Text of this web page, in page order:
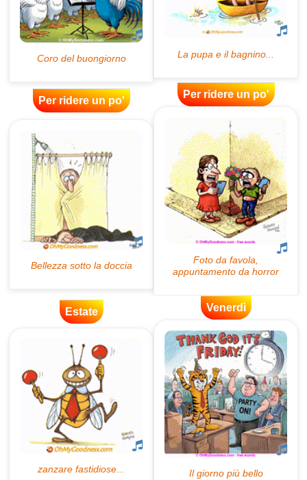
Per ridere un po'
Per ridere un po'
Estate Venerdì